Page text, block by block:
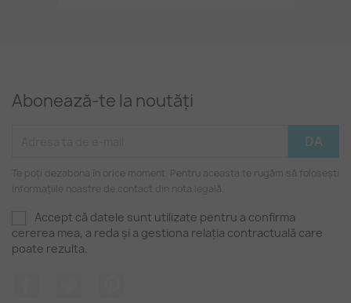
Abonează-te la noutăți
Te poți dezabona în orice moment. Pentru aceasta te rugăm să folosești
informațiile noastre de contact din nota legală.
Accept că datele sunt utilizate pentru a confirma
cererea mea, a reda și a gestiona relația contractuală care
poate rezulta.